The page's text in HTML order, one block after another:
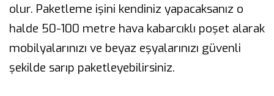
olur. Paketleme işini kendiniz yapacaksanız o
halde 50-100 metre hava kabarcıklı poşet alarak
mobilyalarınızı ve beyaz eşyalarınızı güvenli
şekilde sarıp paketleyebilirsiniz.